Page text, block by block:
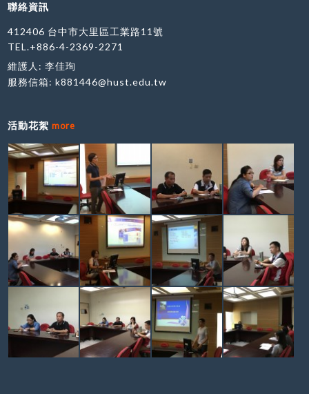
聯絡資訊
412406 台中市大里區工業路11號
TEL.+886-4-2369-2271
維護人: 李佳珣
服務信箱:k881446@hust.edu.tw
活動花絮more